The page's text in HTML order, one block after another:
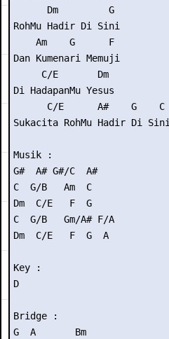
      Dm         G
RohMu Hadir Di Sini
    Am    G      F
Dan Kumenari Memuji
     C/E       Dm
Di HadapanMu Yesus
      C/E      A#    G    C
Sukacita RohMu Hadir Di Sini
Musik :
G#  A# G#/C  A#
C  G/B   Am  C
Dm  C/E   F  G
C  G/B   Gm/A# F/A
Dm  C/E   F  G  A
Key :
D
Bridge :
G  A       Bm